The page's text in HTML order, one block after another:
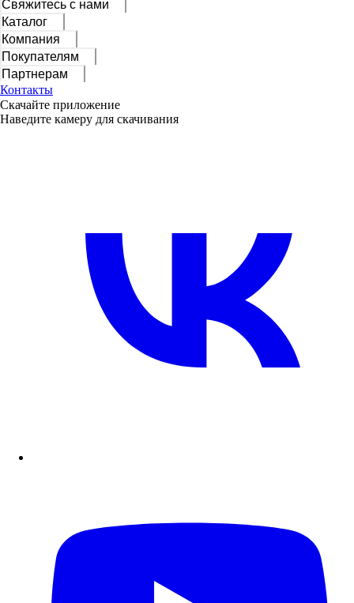
Свяжитесь с нами
Каталог
Компания
Покупателям
Партнерам
Контакты
Скачайте приложение
Наведите камеру для скачивания